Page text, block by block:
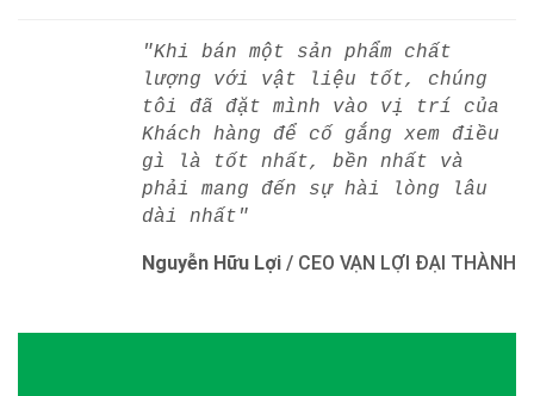
"Khi bán một sản phẩm chất
lượng với vật liệu tốt, chúng
tôi đã đặt mình vào vị trí của
Khách hàng để cố gắng xem điều
gì là tốt nhất, bền nhất và
phải mang đến sự hài lòng lâu
dài nhất"
Nguyễn Hữu Lợi / CEO VẠN LỢI ĐẠI THÀNH